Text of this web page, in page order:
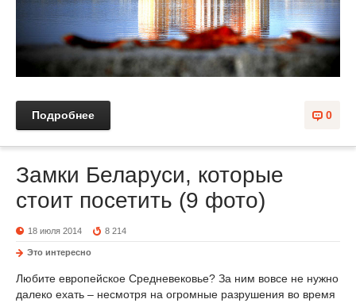
0
Подробнее
Замки Беларуси, которые
стоит посетить (9 фото)
18 июля 2014 8 214
Это интересно
Любите европейское Средневековье? За ним вовсе не нужно
далеко ехать – несмотря на огромные разрушения во время